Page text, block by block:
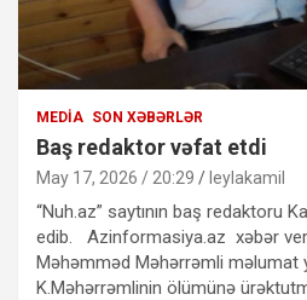
MEDIA SON XƏBƏRLƏR
Baş redaktor vəfat etdi
May 17, 2026 / 20:29 leylakamil
“Nuh.az” saytının baş redaktoru
edib. Azinformasiya.az xəbər
Məhəmməd Məhərrəmli məlumat
K.Məhərrəmlinin ölümünə